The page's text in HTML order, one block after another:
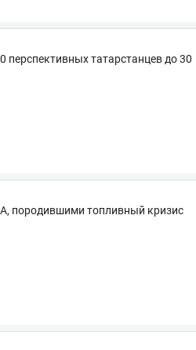
перспективных татарстанцев до 30
породившими топливный кризис